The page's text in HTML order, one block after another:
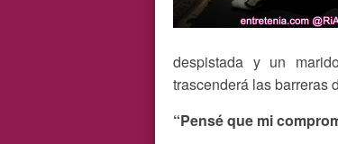
despistada y un
trascenderá las barreras
“Pensé que mi